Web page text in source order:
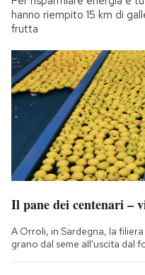
hanno riempito 15 km di
frutta
Il pane dei centenari –
A Orroli, in Sardegna, la
grano dal seme all'uscita dal